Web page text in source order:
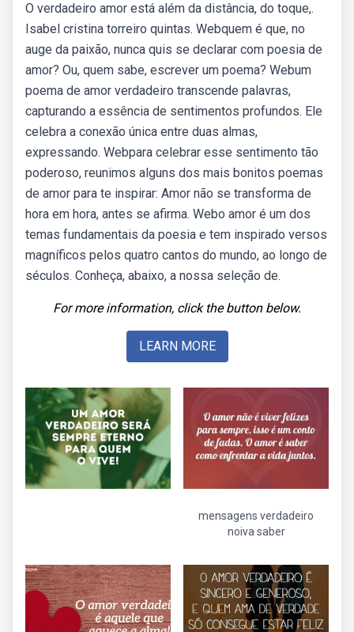
O verdadeiro amor está além da distância, do toque,.
Isabel cristina torreiro quintas. Webquem é que, no
auge da paixão, nunca quis se declarar com poesia de
amor? Ou, quem sabe, escrever um poema? Webum
poema de amor verdadeiro transcende palavras,
capturando a essência de sentimentos profundos. Ele
celebra a conexão única entre duas almas,
expressando. Webpara celebrar esse sentimento tão
poderoso, reunimos alguns dos mais bonitos poemas
de amor para te inspirar: Amor não se transforma de
hora em hora, antes se afirma. Webo amor é um dos
temas fundamentais da poesia e tem inspirado versos
magníficos pelos quatro cantos do mundo, ao longo de
séculos. Conheça, abaixo, a nossa seleção de.
For more information, click the button below.
LEARN MORE
mensagens verdadeiro
noiva saber